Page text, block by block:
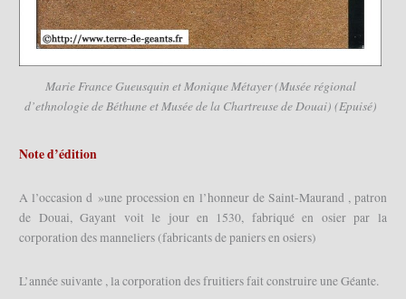
Marie France Gueusquin et Monique Métayer (Musée régional
d’ethnologie de Béthune et Musée de la Chartreuse de Douai) (Epuisé)
Note d’édition
A l’occasion d »une procession en l’honneur de Saint-Maurand , patron
de Douai, Gayant voit le jour en 1530, fabriqué en osier par la
corporation des manneliers (fabricants de paniers en osiers)
L’année suivante , la corporation des fruitiers fait construire une Géante.